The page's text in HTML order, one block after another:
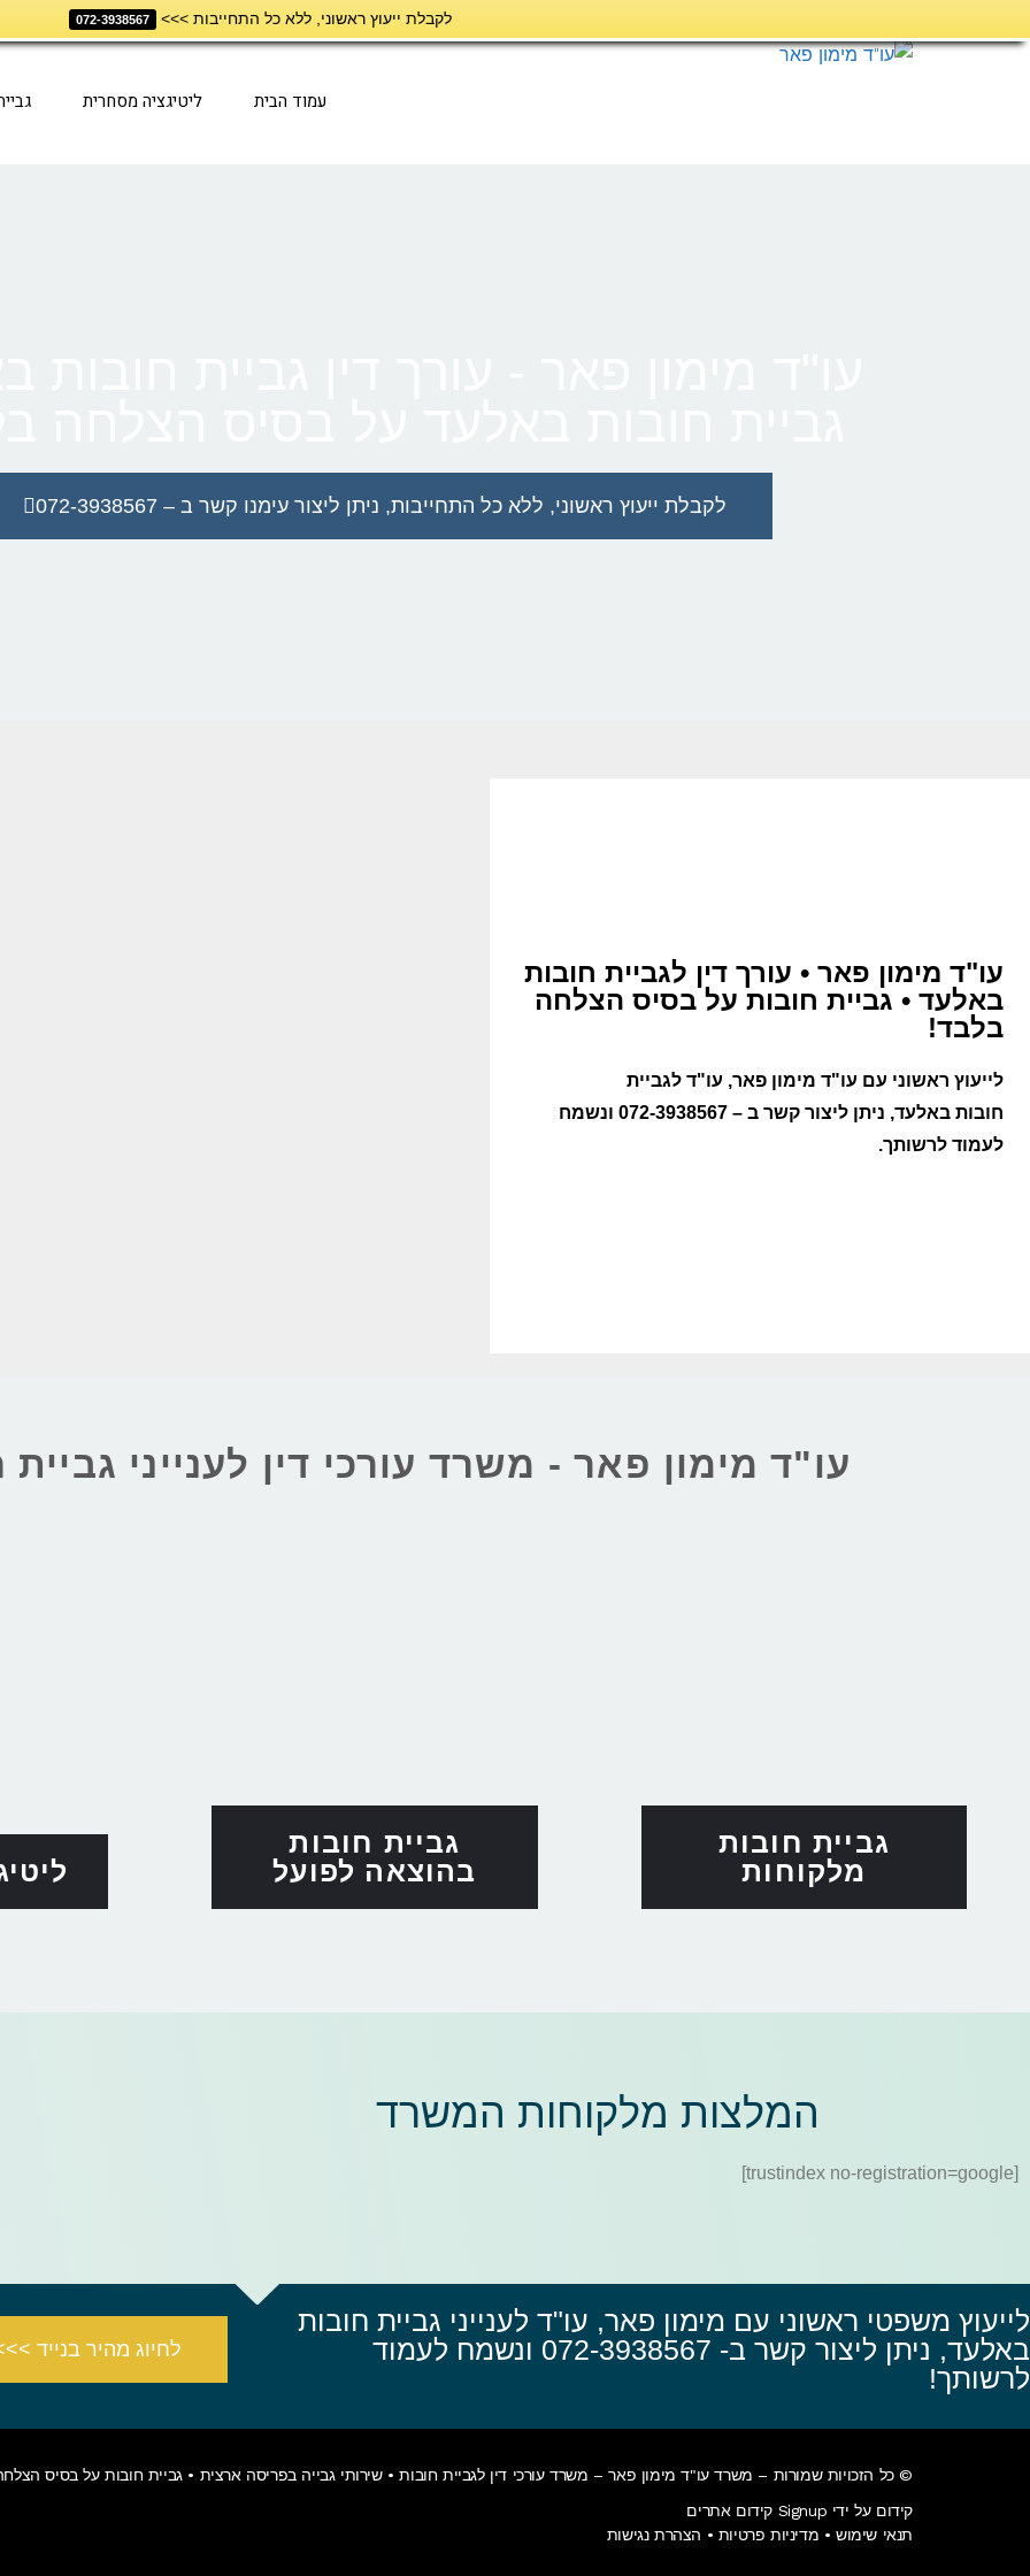
לקבלת ייעוץ ראשוני, ללא כל התחייבות >>> 072-3938567
לתוכן
עמוד הבית ליטיגציה מסחרית
לקבלת ייעוץ ראשוני, ללא כל התחייבות, ניתן ליצור עימנו קשר ב – 072-3938567
עו"ד מימון פאר • עורך דין לגביית חובות
באלעד • גביית חובות על בסיס הצלחה
בלבד!
לייעוץ ראשוני עם עו"ד מימון פאר, עו"ד לגביית
חובות באלעד, ניתן ליצור קשר ב –072-3938567 ונשמח
לעמוד לרשותך.
עו"ד מימון פאר - משרד עורכי דין לענייני גביית
גביית חובות
מלקוחות
גביית חובות
בהוצאה לפועל
המלצות מלקוחות המשרד
[trustindex no-registration=google]
לייעוץ משפטי ראשוני עם מימון פאר, עו"ד לענייני גביית חובות
באלעד, ניתן ליצור קשר ב- 072-3938567 ונשמח לעמוד
לרשותך!
לחיוג מהיר בנייד
© כל הזכויות שמורות – משרד עו"ד מימון פאר – משרד עורכי דין לגביית חובות •שירותי גבייה בפריסה ארצית • גביית חובות על בסיס
קידום על ידי Signup קידום אתרים
תנאי שימוש • מדיניות פרטיות • הצהרת נגישות